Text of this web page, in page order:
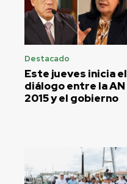
Destacado
Este jueves inicia el
diálogo entre la AN
2015 y el gobierno